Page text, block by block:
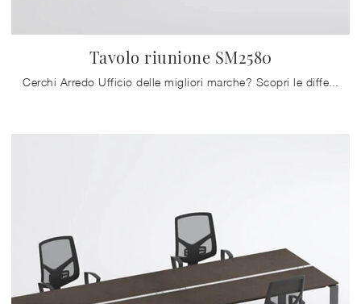
Tavolo riunione SM2580